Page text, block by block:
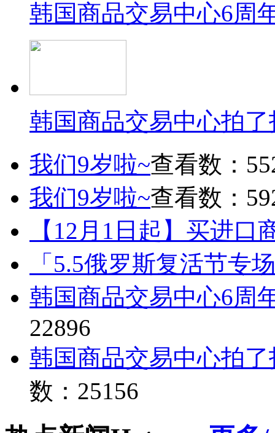
韩国商品交易中心6周
韩国商品交易中心拍
我们9岁啦~查看数：
我们9岁啦~查看数：
【12月1日起】买进口
「5.5俄罗斯复活节专
韩国商品交易中心6周
22896
韩国商品交易中心拍
数：25156